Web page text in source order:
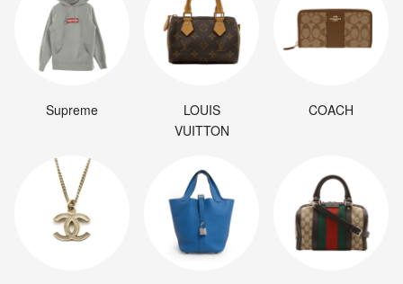
Supreme
LOUIS
VUITTON
COACH